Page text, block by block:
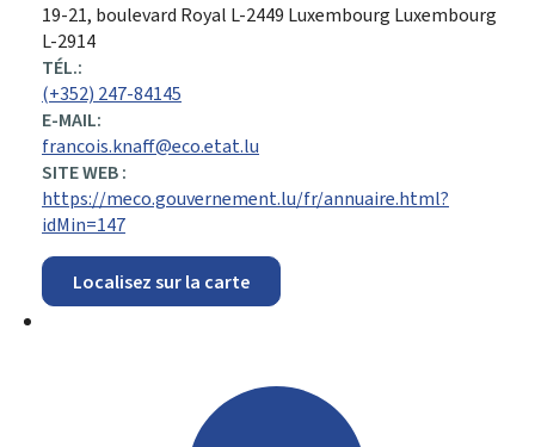
ADRESSE
:
19-21, boulevard Royal L-2449 Luxembourg Luxembourg
L-2914
TÉL.:
(+352) 247-84145
E-MAIL:
francois.knaff@eco.etat.lu
SITE WEB :
https://meco.gouvernement.lu/fr/annuaire.html?
idMin=147
Localisez sur la carte